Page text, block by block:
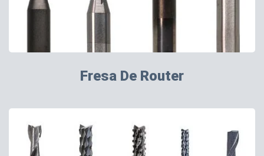
Fresa De Router